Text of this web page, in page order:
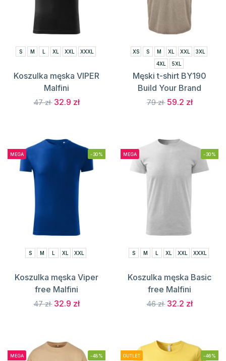
S M L XL XXL XXXL
Koszulka męska VIPER
Malfini
47 zł 32.9 zł
XS S M XL XXL
3XL
4XL
5XL
Męski t-shirt BY190
Build Your Brand
79 zł 59.2 zł
MEGA -30%
S M L XL XXL
Koszulka męska Viper
free Malfini
47 zł 32.9 zł
MEGA -30%
S M L XL XXL XXXL
Koszulka męska Basic
free Malfini
46 zł 32.2 zł
MEGA -48% OUTLET -46%